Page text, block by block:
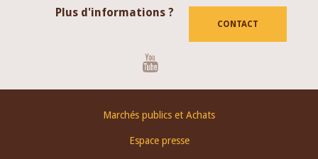
Plus d'informations ?
CONTACT
Marchés publics et Achats
Espace presse